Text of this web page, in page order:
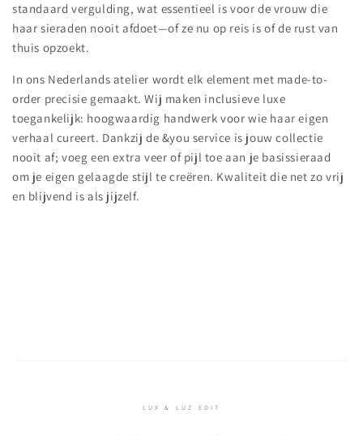
standaard vergulding, wat essentieel is voor de vrouw die
haar sieraden nooit afdoet—of ze nu op reis is of de rust van
thuis opzoekt.
In ons Nederlands atelier wordt elk element met made-to-
order precisie gemaakt. Wij maken inclusieve luxe
toegankelijk: hoogwaardig handwerk voor wie haar eigen
verhaal cureert. Dankzij de &you service is jouw collectie
nooit af; voeg een extra veer of pijl toe aan je basissieraad
om je eigen gelaagde stijl te creëren. Kwaliteit die net zo vrij
en blijvend is als jijzelf.
LUX & LUZ EDIT